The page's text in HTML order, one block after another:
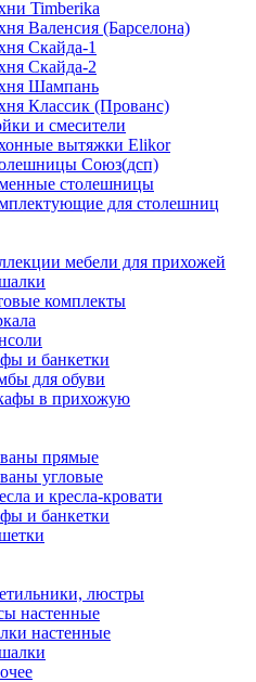
Timberika
Валенсия (Барселона)
Скайда-1
Скайда-2
Шампань
Классик (Прованс)
и смесители
вытяжки Elikor
Союз(дсп)
столешницы
для столешниц
мебели для прихожей
комплекты
и банкетки
для обуви
в прихожую
прямые
угловые
и кресла-кровати
и банкетки
люстры
настенные
настенные